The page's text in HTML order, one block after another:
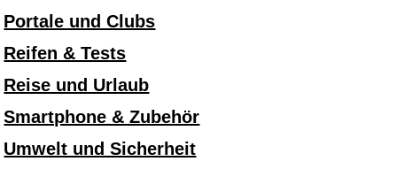
Portale und Clubs
Reifen & Tests
Reise und Urlaub
Smartphone & Zubehör
Umwelt und Sicherheit